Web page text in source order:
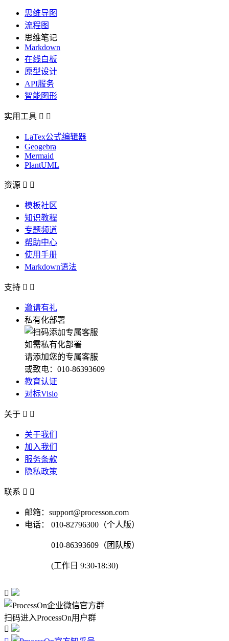
思维导图
流程图
思维笔记
Markdown
在线白板
原型设计
API服务
智能图形
实用工具  
LaTex公式编辑器
Geogebra
Mermaid
PlantUML
资源  
模板社区
知识教程
专题频道
帮助中心
使用手册
Markdown语法
支持  
邀请有礼
私有化部署
如需私有化部署
请添加您的专属客服
或致电：010-86393609
教育认证
对标Visio
关于  
关于我们
加入我们
服务条款
隐私政策
联系  
邮箱：support@processon.com
电话：
010-82796300（个人版）
010-86393609（团队版）
(工作日 9:30-18:30)

扫码进入ProcessOn用户群
